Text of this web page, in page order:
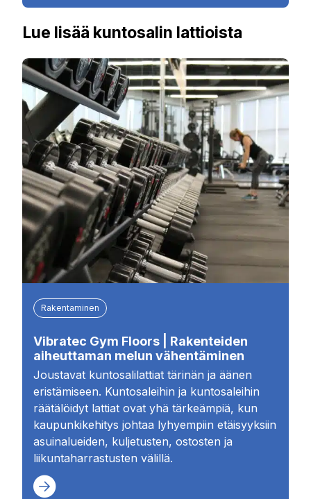
Lue lisää kuntosalin lattioista
Rakentaminen
Vibratec Gym Floors | Rakenteiden
aiheuttaman melun vähentäminen
Joustavat kuntosalilattiat tärinän ja äänen
eristämiseen. Kuntosaleihin ja kuntosaleihin
räätälöidyt lattiat ovat yhä tärkeämpiä, kun
kaupunkikehitys johtaa lyhyempiin etäisyyksiin
asuinalueiden, kuljetusten, ostosten ja
liikuntaharrastusten välillä.